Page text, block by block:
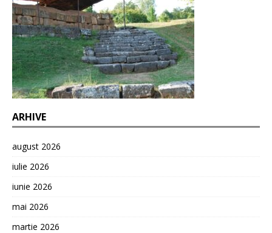
ARHIVE
august 2026
iulie 2026
iunie 2026
mai 2026
martie 2026